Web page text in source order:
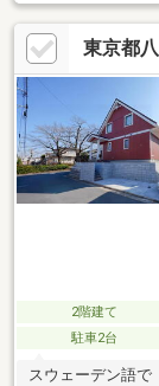
東京都
2階建て
駐車2台
スウェーデン語で